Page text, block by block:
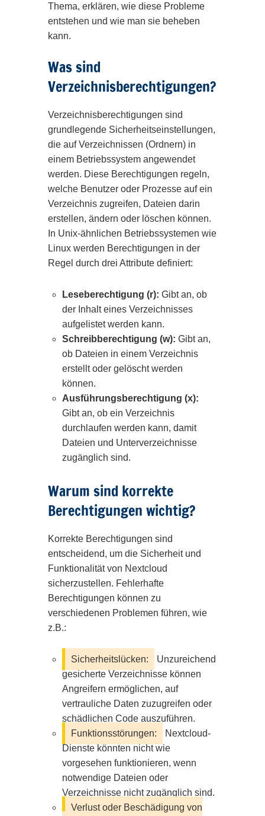
Thema, erklären, wie diese Probleme
entstehen und wie man sie beheben
kann.
Was sind
Verzeichnisberechtigungen?
Verzeichnisberechtigungen sind
grundlegende Sicherheitseinstellungen,
die auf Verzeichnissen (Ordnern) in
einem Betriebssystem angewendet
werden. Diese Berechtigungen regeln,
welche Benutzer oder Prozesse auf ein
Verzeichnis zugreifen, Dateien darin
erstellen, ändern oder löschen können.
In Unix-ähnlichen Betriebssystemen wie
Linux werden Berechtigungen in der
Regel durch drei Attribute definiert:
Leseberechtigung (r): Gibt an, ob
der Inhalt eines Verzeichnisses
aufgelistet werden kann.
Schreibberechtigung (w): Gibt an,
ob Dateien in einem Verzeichnis
erstellt oder gelöscht werden
können.
Ausführungsberechtigung (x):
Gibt an, ob ein Verzeichnis
durchlaufen werden kann, damit
Dateien und Unterverzeichnisse
zugänglich sind.
Warum sind korrekte
Berechtigungen wichtig?
Korrekte Berechtigungen sind
entscheidend, um die Sicherheit und
Funktionalität von Nextcloud
sicherzustellen. Fehlerhafte
Berechtigungen können zu
verschiedenen Problemen führen, wie
z.B.:
Sicherheitslücken:
Unzureichend
gesicherte Verzeichnisse können
Angreifern ermöglichen, auf
vertrauliche Daten zuzugreifen oder
schädlichen Code auszuführen.
Funktionsstörungen:
Nextcloud-
Dienste könnten nicht wie
vorgesehen funktionieren, wenn
notwendige Dateien oder
Verzeichnisse nicht zugänglich sind.
Verlust oder Beschädigung von